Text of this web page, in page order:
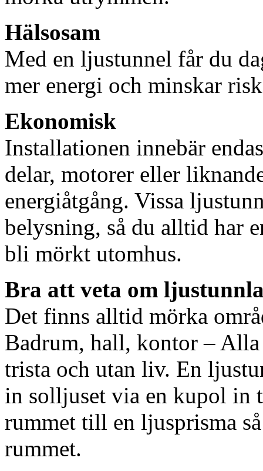
Hälsosam
Med en ljustunnel får du
mer energi och minskar
Ekonomisk
Installationen innebär
delar, motorer eller
energiåtgång. Vissa
belysning, så du alltid har
bli mörkt utomhus.
Bra att veta om
Det finns alltid mörka
Badrum, hall, kontor – Alla
trista och utan liv. En
in solljuset via en kupol in
rummet till en ljusprisma
rummet.